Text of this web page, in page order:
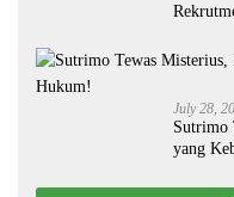
July 28,
Sutrimo
yang